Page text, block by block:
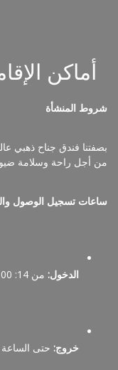
أماكن
شروط المنشأة
بصفتنا فندق جناح ذهبي
من أجل راحة وسلامة
ساعات تسجيل الوصول
الدخول: من 14: 00 إلى 15: 00 ديسمبر.
خروج: حتى الساعة 12: 00